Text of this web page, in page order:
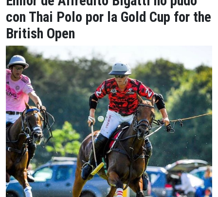
con Thai Polo por la Gold Cup for the
British Open